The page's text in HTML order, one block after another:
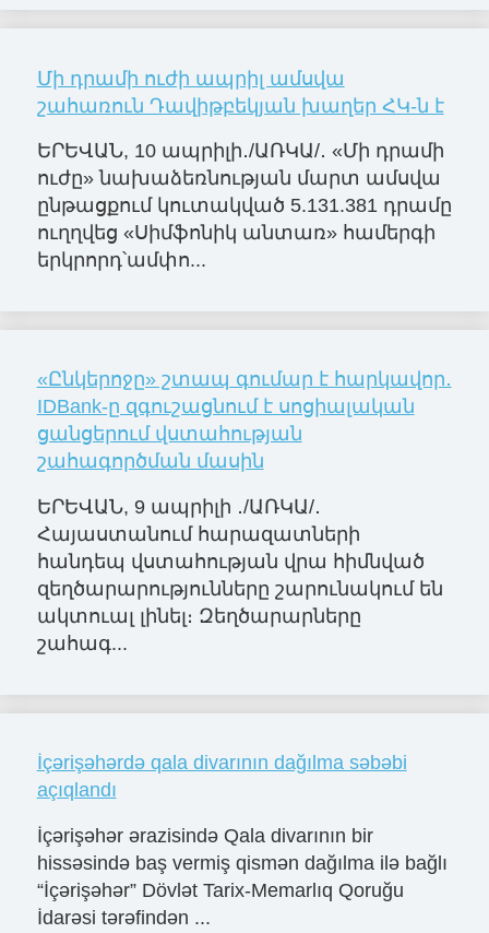
Մի դրամի ուժի ապրիլ ամսվա
շահառուն Դավիթբեկյան խաղեր ՀԿ-ն է
ԵՐԵՎԱՆ, 10 ապրիլի․/ԱՌԿԱ/․ «Մի դրամի
ուժը» նախաձեռնության մարտ ամսվա
ընթացքում կուտակված 5.131.381 դրամը
ուղղվեց «Սիմֆոնիկ անտառ» համերգի
երկրորդ՝ամփո...
«Ընկերոջը» շտապ գումար է հարկավոր․
IDBank-ը զգուշացնում է սոցիալական
ցանցերում վստահության
շահագործման մասին
ԵՐԵՎԱՆ, 9 ապրիլի ․/ԱՌԿԱ/․
Հայաստանում հարազատների
հանդեպ վստահության վրա հիմնված
զեղծարարությունները շարունակում են
ակտուալ լինել։ Զեղծարարները
շահագ...
İçərişəhərdə qala divarının dağılma səbəbi
açıqlandı
İçərişəhər ərazisində Qala divarının bir
hissəsində baş vermiş qismən dağılma ilə bağlı
“İçərişəhər” Dövlət Tarix-Memarlıq Qoruğu
İdarəsi tərəfindən ...